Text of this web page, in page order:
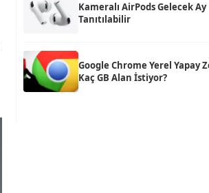
Kameralı AirPods Gelecek Ay
Tanıtılabilir
Google Chrome Yerel Yapay
Kaç GB Alan İstiyor?